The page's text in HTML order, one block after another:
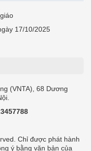
17/10/2025
(VNTA), 68 Dương
Chỉ được phát hành
ý bằng văn bản của